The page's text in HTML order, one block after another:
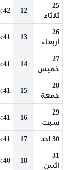
25
ثلاثاء
12
26
اربعاء
13
27
خميس
14
28
جمعة
15
29
سبت
16
30 احد 17
31
اثنين
18